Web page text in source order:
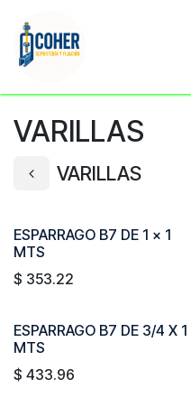
VARILLAS
VARILLAS
ESPARRAGO B7 DE 1 x 1
MTS
$ 353.22
ESPARRAGO B7 DE 3/4 X 1
MTS
$ 433.96